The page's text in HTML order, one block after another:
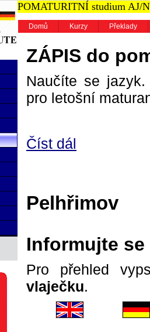
POMATURITNÍ studium AJ/
Domů Kurzy Překlady
ZÁPIS do
Naučíte se
pro letošní
Číst dál
Pelhřimov
Informujte
Pro přehled
vlaječku.